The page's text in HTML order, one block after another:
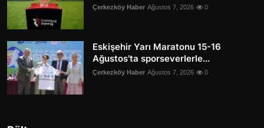
Çerkezköy Haber Ağustos 7, 2026 0
Eskişehir Yarı Maratonu 15-16
Ağustos'ta sporseverlerle...
Çerkezköy Haber Ağustos 7, 2026 0